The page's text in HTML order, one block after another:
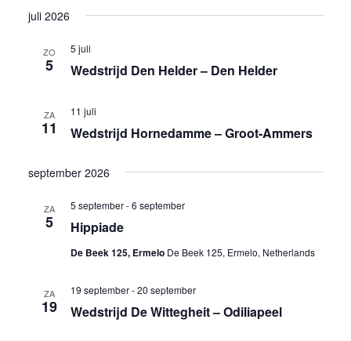
juli 2026
ZO
5 Wedstrijd Den Helder – Den Helder
5 juli
ZA
11 Wedstrijd Hornedamme – Groot-Ammers
11 juli
september 2026
ZA
5 Hippiade
5 september-6 september
De Beek 125, Ermelo De Beek 125, Ermelo, Netherlands
ZA
19 Wedstrijd De Wittegheit – Odiliapeel
19 september-20 september